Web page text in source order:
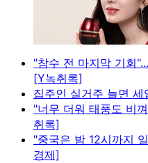
"참수 전 마지막 기회
[Y녹취록]
집주인 실거주 늘면
"너무 더워 태풍도 비
취록]
"중국은 밤 12시까지
경제]